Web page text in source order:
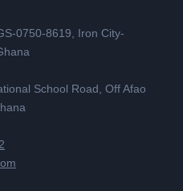
0750-8619, Iron City-
School Road, Off Afao